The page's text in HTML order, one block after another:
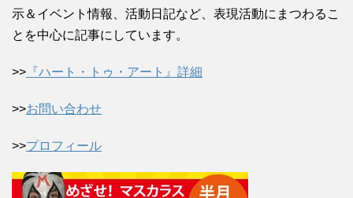
示＆イベント情報、活動日記など、表現活動にまつわるこ
とを中心に記事にしています。
>> 『ハート・トゥ・アート』詳細
>>お問い合わせ
>>プロフィール